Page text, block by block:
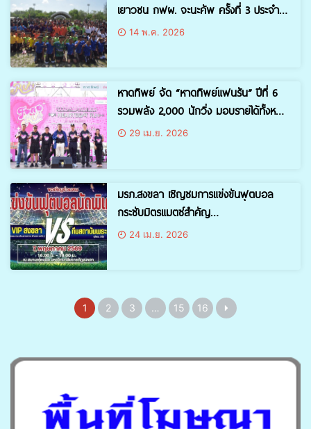
เยาวชน กฟผ. จะนะคัพ ครั้งที่ 3 ประจำปี
256914 พ.ค. 2026
หาดทิพย์ จัด “หาดทิพย์แฟนรัน” ปีที่ 6
รวมพลัง 2,000 นักวิ่ง มอบรายได้ทั้งหมด
สนับสนุนครุภัณฑ์ฟื้นฟูผู้ป่วยโรคหลอด
29 เม.ย. 2026
มรภ.สงขลา เชิญชมการแข่งขันฟุตบอล
กระชับมิตรแมตซ์สำคัญ
ทีมรวม VIP สงขลา vs ทีมสถาบันพระ
24 เม.ย. 2026
1 2 3 … 15 16